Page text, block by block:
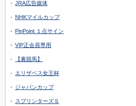
JRA広告媒体
NHKマイルカップ
PinPoint １点サイン
VIP正会員専用
【裏競馬】
エリザベス女王杯
ジャパンカップ
スプリンターズＳ